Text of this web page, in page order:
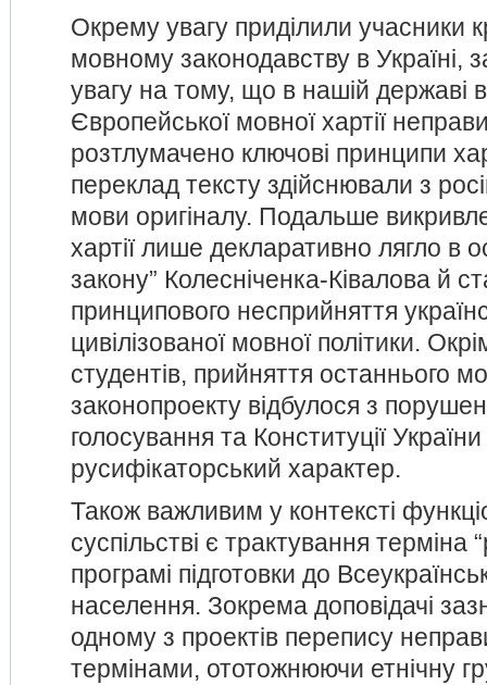
Окрему увагу приділили учасники
мовному законодавству в Україні,
увагу на тому, що в нашій державі
Європейської мовної хартії
розтлумачено ключові принципи
переклад тексту здійснювали з
мови оригіналу. Подальше
хартії лише декларативно лягло в
закону” Колесніченка-Ківалова й
принципового несприйняття
цивілізованої мовної політики.
студентів, прийняття останнього
законопроекту відбулося з
голосування та Конституції
русифікаторський характер.
Також важливим у контексті
суспільстві є трактування терміна
програмі підготовки до
населення. Зокрема доповідачі
одному з проектів перепису
термінами, ототожнюючи етнічну